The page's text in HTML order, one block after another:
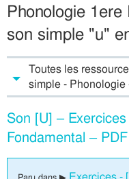
Phonologie
son simple "u"
Toutes les
simple - Phonologie
Son [U] –
Fondamental –